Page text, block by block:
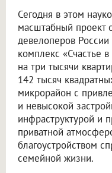
Сегодня в этом
масштабный проект
девелоперов
комплекс «Счастье
на три тысячи
142 тысяч
микрорайон с
и невысокой
инфраструктурой и
приватной
благоустройством
семейной жизни.